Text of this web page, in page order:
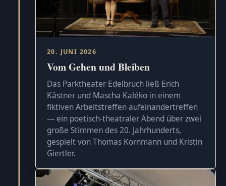
20. JUNI 2026
Vom Gehen und Bleiben
Das Parktheater Edelbruch ließ Erich
Kästner und Mascha Kaléko in einem
fiktiven Arbeitstreffen aufeinandertreffen
— ein poetisch-theatraler Abend über zwei
große Stimmen des 20. Jahrhunderts,
gespielt von Thomas Kornmann und Kristin
Giertler.